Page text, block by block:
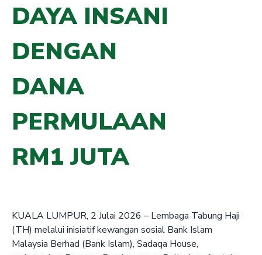
DAYA INSANI
DENGAN
DANA
PERMULAAN
RM1 JUTA
KUALA LUMPUR, 2 Julai 2026 – Lembaga Tabung Haji
(TH) melalui inisiatif kewangan sosial Bank Islam
Malaysia Berhad (Bank Islam), Sadaqa House,